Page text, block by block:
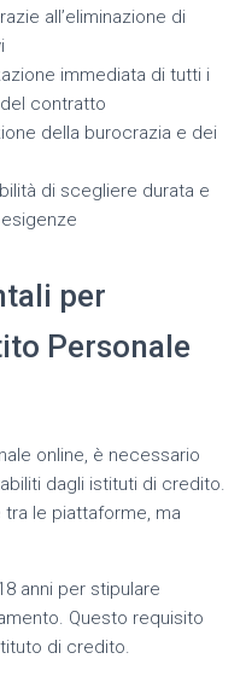
all’eliminazione di
immediata di tutti i
contratto
della burocrazia e dei
di scegliere durata e
per
Personale
online, è necessario
dagli istituti di credito.
le piattaforme, ma
anni per stipulare
Questo requisito
di credito.